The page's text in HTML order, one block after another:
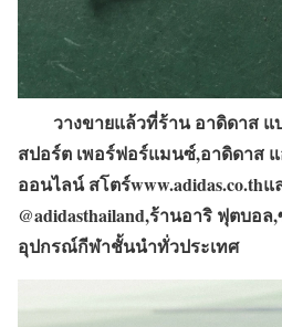
วางขายแล้วที่ร้าน อาดิดาส แบ
สปอร์ต เพอร์ฟอร์แมนซ์,อาดิดาส
ออนไลน์ สโตร์www.adidas.co.thแ
@adidasthailand,ร้านอาริ ฟุตบอล,
อุปกรณ์กีฬาชั้นนำทั่วประเทศ